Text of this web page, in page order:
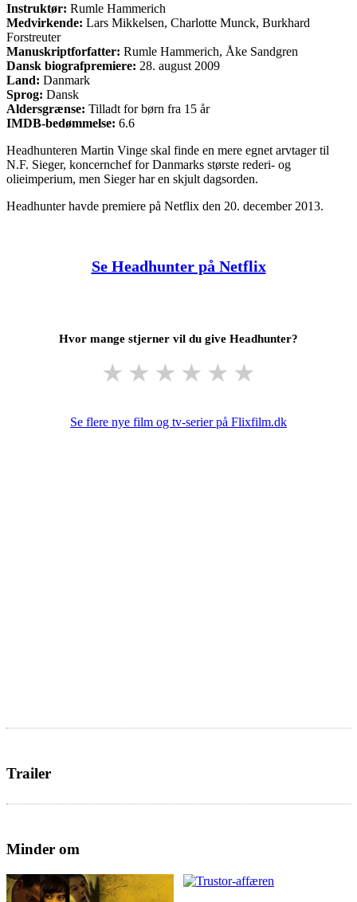
Instruktør: Rumle Hammerich
Medvirkende: Lars Mikkelsen, Charlotte Munck, Burkhard
Forstreuter
Manuskriptforfatter: Rumle Hammerich, Åke Sandgren
Dansk biografpremiere: 28. august 2009
Land: Danmark
Sprog: Dansk
Aldersgrænse: Tilladt for børn fra 15 år
IMDB-bedømmelse: 6.6
Headhunteren Martin Vinge skal finde en mere egnet arvtager til
N.F. Sieger, koncernchef for Danmarks største rederi- og
olieimperium, men Sieger har en skjult dagsorden.
Headhunter havde premiere på Netflix den 20. december 2013.
Se Headhunter på Netflix
Hvor mange stjerner vil du give Headhunter?
★ ★ ★ ★ ★ ★
Se flere nye film og tv-serier på Flixfilm.dk
Trailer
Minder om